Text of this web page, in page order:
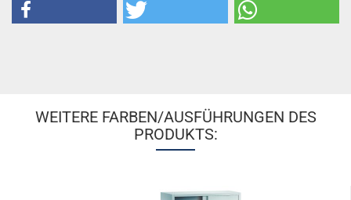
WEITERE FARBEN/AUSFÜHRUNGEN DES
PRODUKTS: